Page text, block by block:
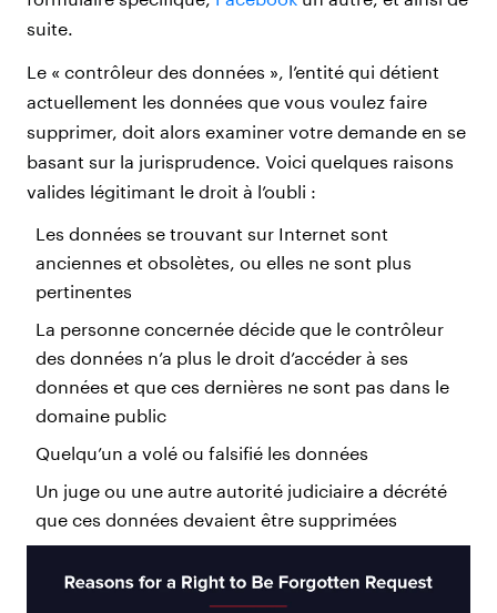
suite.
Le « contrôleur des données », l’entité qui détient
actuellement les données que vous voulez faire
supprimer, doit alors examiner votre demande en se
basant sur la jurisprudence. Voici quelques raisons
valides légitimant le droit à l’oubli :
Les données se trouvant sur Internet sont
anciennes et obsolètes, ou elles ne sont plus
pertinentes
La personne concernée décide que le contrôleur
des données n’a plus le droit d’accéder à ses
données et que ces dernières ne sont pas dans le
domaine public
Quelqu’un a volé ou falsifié les données
Un juge ou une autre autorité judiciaire a décrété
que ces données devaient être supprimées